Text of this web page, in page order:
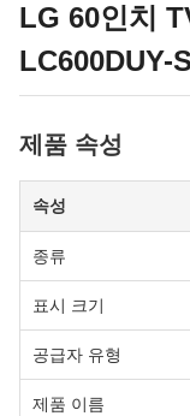
LG 60인치
LC600DUY-
제품 속성
속성
종류
표시 크기
공급자 유형
제품 이름